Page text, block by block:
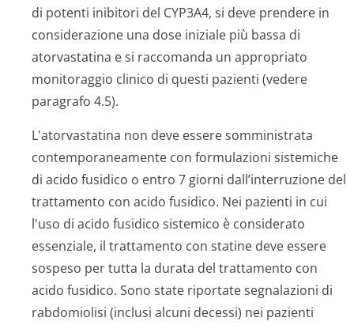
di potenti inibitori del CYP3A4, si deve prendere in
considerazione una dose iniziale più bassa di
atorvastatina e si raccomanda un appropriato
monitoraggio clinico di questi pazienti (vedere
paragrafo 4.5).
L'atorvastatina non deve essere somministrata
contemporaneamente con formulazioni sistemiche
di acido fusidico o entro 7 giorni dall’interruzione del
trattamento con acido fusidico. Nei pazienti in cui
l'uso di acido fusidico sistemico è considerato
essenziale, il trattamento con statine deve essere
sospeso per tutta la durata del trattamento con
acido fusidico. Sono state riportate segnalazioni di
rabdomiolisi (inclusi alcuni decessi) nei pazienti